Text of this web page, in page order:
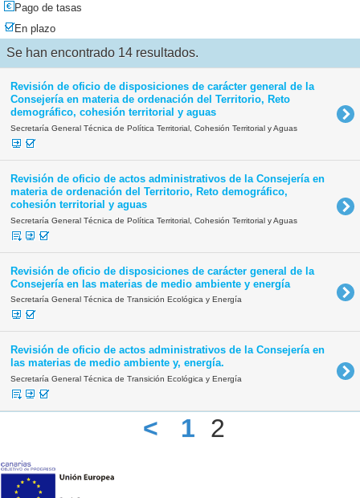
Pago de tasas
En plazo
Se han encontrado 14 resultados.
Revisión de oficio de disposiciones de carácter general de la
Consejería en materia de ordenación del Territorio, Reto
demográfico, cohesión territorial y aguas
Secretaría General Técnica de Política Territorial, Cohesión Territorial y Aguas
Revisión de oficio de actos administrativos de la Consejería en
materia de ordenación del Territorio, Reto demográfico,
cohesión territorial y aguas
Secretaría General Técnica de Política Territorial, Cohesión Territorial y Aguas
Revisión de oficio de disposiciones de carácter general de la
Consejería en las materias de medio ambiente y energía
Secretaría General Técnica de Transición Ecológica y Energía
Revisión de oficio de actos administrativos de la Consejería en
las materias de medio ambiente y, energía.
Secretaría General Técnica de Transición Ecológica y Energía
< 1 2